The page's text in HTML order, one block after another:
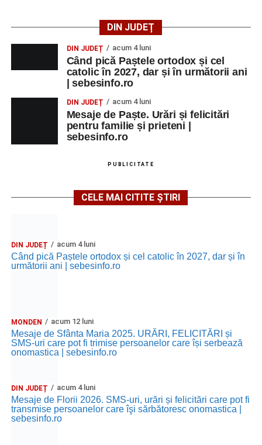
DIN JUDEȚ
DIN JUDEȚ acum 4 luni
Când pică Paștele ortodox și cel
catolic în 2027, dar și în următorii ani
| sebesinfo.ro
DIN JUDEȚ acum 4 luni
Mesaje de Paște. Urări și felicitări
pentru familie și prieteni |
sebesinfo.ro
PUBLICITATE
CELE MAI CITITE ȘTIRI
DIN JUDEȚ acum 4 luni
Când pică Paștele ortodox și cel catolic în 2027, dar și în
următorii ani | sebesinfo.ro
MONDEN acum 12 luni
Mesaje de Sfânta Maria 2025. URĂRI, FELICITĂRI și
SMS-uri care pot fi trimise persoanelor care își serbează
onomastica | sebesinfo.ro
DIN JUDEȚ acum 4 luni
Mesaje de Florii 2026. SMS-uri, urări și felicitări care pot fi
transmise persoanelor care îşi sărbătoresc onomastica |
sebesinfo.ro